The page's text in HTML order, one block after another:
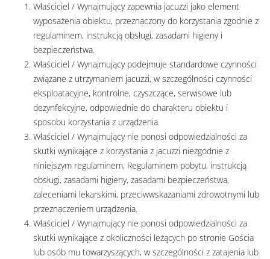
Właściciel / Wynajmujący zapewnia jacuzzi jako element
wyposażenia obiektu, przeznaczony do korzystania zgodnie z
regulaminem, instrukcją obsługi, zasadami higieny i
bezpieczeństwa.
Właściciel / Wynajmujący podejmuje standardowe czynności
związane z utrzymaniem jacuzzi, w szczególności czynności
eksploatacyjne, kontrolne, czyszczące, serwisowe lub
dezynfekcyjne, odpowiednie do charakteru obiektu i
sposobu korzystania z urządzenia.
Właściciel / Wynajmujący nie ponosi odpowiedzialności za
skutki wynikające z korzystania z jacuzzi niezgodnie z
niniejszym regulaminem, Regulaminem pobytu, instrukcją
obsługi, zasadami higieny, zasadami bezpieczeństwa,
zaleceniami lekarskimi, przeciwwskazaniami zdrowotnymi lub
przeznaczeniem urządzenia.
Właściciel / Wynajmujący nie ponosi odpowiedzialności za
skutki wynikające z okoliczności leżących po stronie Gościa
lub osób mu towarzyszących, w szczególności z zatajenia lub